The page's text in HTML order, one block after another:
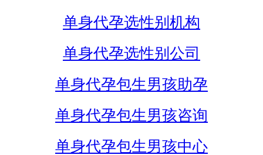
单身代孕选性别机构
单身代孕选性别公司
单身代孕包生男孩助孕
单身代孕包生男孩咨询
单身代孕包生男孩中心